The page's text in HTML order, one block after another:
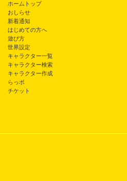
ホームトップ
おしらせ
新着通知
はじめての方へ
遊び方
世界設定
キャラクター一覧
キャラクター検索
キャラクター作成
らっポ
チケット